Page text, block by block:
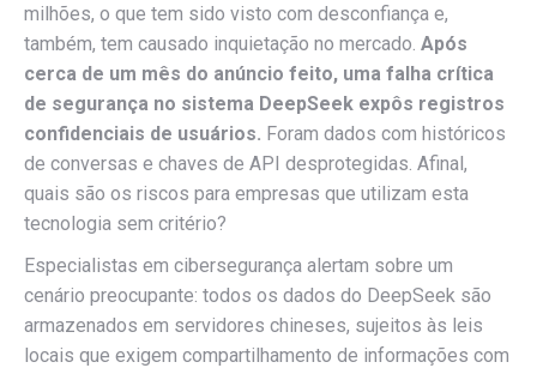
milhões, o que tem sido visto com desconfiança e,
também, tem causado inquietação no mercado. Após
cerca de um mês do anúncio feito, uma falha crítica
de segurança no sistema DeepSeek expôs registros
confidenciais de usuários. Foram dados com históricos
de conversas e chaves de API desprotegidas. Afinal,
quais são os riscos para empresas que utilizam esta
tecnologia sem critério?
Especialistas em cibersegurança alertam sobre um
cenário preocupante: todos os dados do DeepSeek são
armazenados em servidores chineses, sujeitos às leis
locais que exigem compartilhamento de informações com